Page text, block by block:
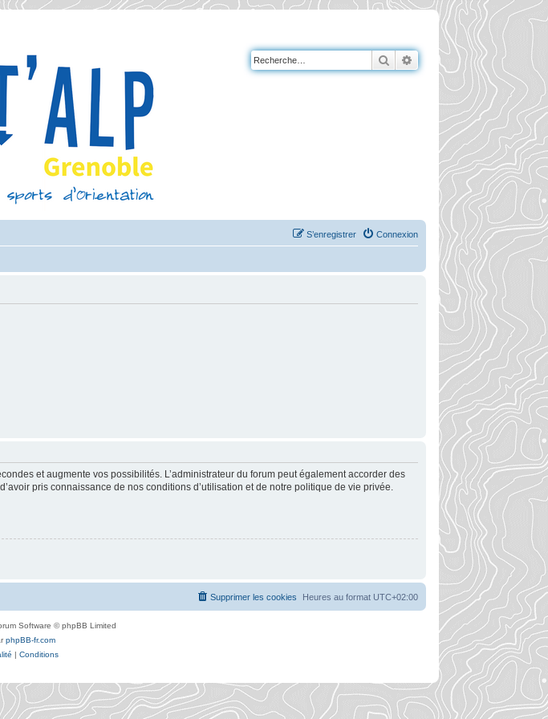
RechercherRecherche avancée
Connexion
S’enregistrer
et augmente vos possibilités. L’administrateur du forum peut également accorder des
pris connaissance de nos conditions d’utilisation et de notre politique de vie privée.
Heures au format UTC+02:00
Supprimer les cookies
Software © phpBB Limited
phpBB-fr.com
| Conditions